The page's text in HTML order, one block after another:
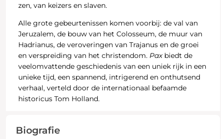
zen, van keizers en slaven.
Alle grote gebeurtenissen komen voorbij: de val van
Jeruzalem, de bouw van het Colosseum, de muur van
Hadrianus, de veroveringen van Trajanus en de groei
en verspreiding van het christendom. Pax biedt de
veelomvattende geschiedenis van een uniek rijk in een
unieke tijd, een spannend, intrigerend en onthutsend
verhaal, verteld door de internationaal befaamde
historicus Tom Holland.
Biografie